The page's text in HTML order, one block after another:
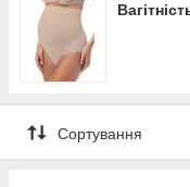
Сортування